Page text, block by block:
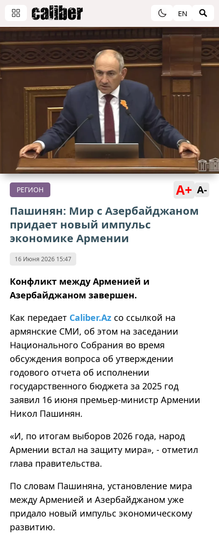
EN
РЕГИОН A+ A-
Пашинян: Мир с Азербайджаном
придает новый импульс
экономике Армении
16 Июня 2026 15:47
Конфликт между Арменией и
Азербайджаном завершен.
Как передает Caliber.Az со ссылкой на
армянские СМИ, об этом на заседании
Национального Собрания во время
обсуждения вопроса об утверждении
годового отчета об исполнении
государственного бюджета за 2025 год
заявил 16 июня премьер-министр Армении
Никол Пашинян.
«И, по итогам выборов 2026 года, народ
Армении встал на защиту мира», - отметил
глава правительства.
По словам Пашиняна, установление мира
между Арменией и Азербайджаном уже
придало новый импульс экономическому
развитию.